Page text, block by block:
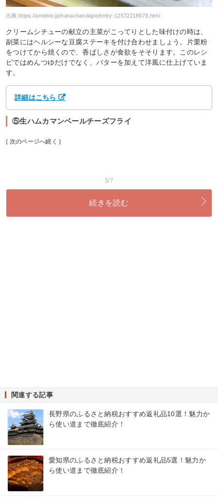
出典:https://ameblo.jp/hanachandape/entry-12572218879.html
クリームシチューの献立の主菜がこってりとした味付けの時は、
副菜にはヘルシーな豆腐ステーキを付け合わせましょう。片栗粉
をつけてから焼くので、香ばしさが食欲をそそります。このレシ
ピではめんつゆだけでなく、バターを加えて洋風に仕上げていま
す。
詳細はこちら
⑤生ハムカマンベールチーズフライ
( 次のページへ続く )
3/7
続きを読む
関連する記事
長野県のふるさと納税おすすめ返礼品10選！魅力か
ら使い道まで徹底紹介！
愛知県のふるさと納税おすすめ返礼品5選！魅力か
ら使い道まで徹底紹介！